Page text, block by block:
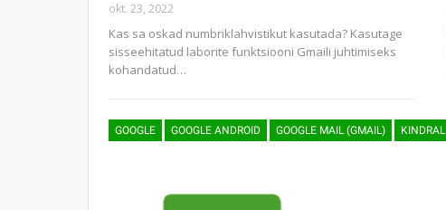
okt. 23, 2022
Kas sa oskad numbriklahvistikut kasutada? Kasutage
sisseehitatud laborite funktsiooni Gmaili juhtimiseks
kohandatud…
GOOGLE GOOGLE ANDROID GOOGLE MAIL (GMAIL) KINDRAL